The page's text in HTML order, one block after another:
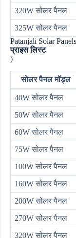
320W सोलर पैनल
325W सोलर पैनल
Patanjali Solar
प्राइस लिस्ट
)
सोलर पैनल मॉड्ल
40W सोलर पैनल
50W सोलर पैनल
60W सोलर पैनल
75W सोलर पैनल
100W सोलर पैनल
160W सोलर पैनल
200W सोलर पैनल
270W सोलर पैनल
320W सोलर पैनल